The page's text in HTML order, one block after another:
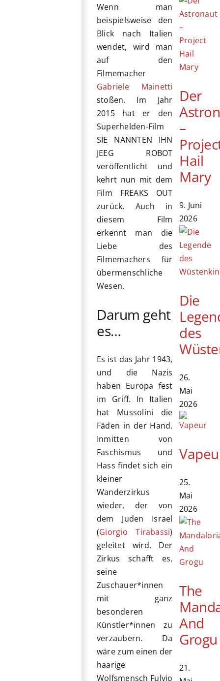
Wenn man
beispielsweise den
Blick nach Italien
wendet, wird man
auf den
Filmemacher
Gabriele Mainetti
stoßen. Im Jahr
2015 hat er den
Superhelden-Film
SIE NANNTEN IHN
JEEG ROBOT
veröffentlicht und
kehrt nun mit dem
Film FREAKS OUT
zurück. Auch in
diesem Film
erkennt man die
Liebe des
Filmemachers für
übermenschliche
Wesen.
Darum geht
es…
Es ist das Jahr 1943,
und die Nazis
haben Europa fest
im Griff. In Italien
hat Mussolini die
Fäden in der Hand.
Inmitten von
Faschismus und
Hass findet sich ein
kleiner
Wanderzirkus
wieder, der von
dem Juden Israel
(Giorgio Tirabassi)
geleitet wird. Der
Zirkus schafft es,
seine
Zuschauer*innen
mit ganz
besonderen
Künstler*innen zu
verzaubern. Da
wäre zum einen der
haarige
Wolfsmensch Fulvio
Der
–
Hail
Mary
9. Juni
2026
Die
des
26.
Mai
2026
25.
Mai
2026
The
And
Grogu
21.